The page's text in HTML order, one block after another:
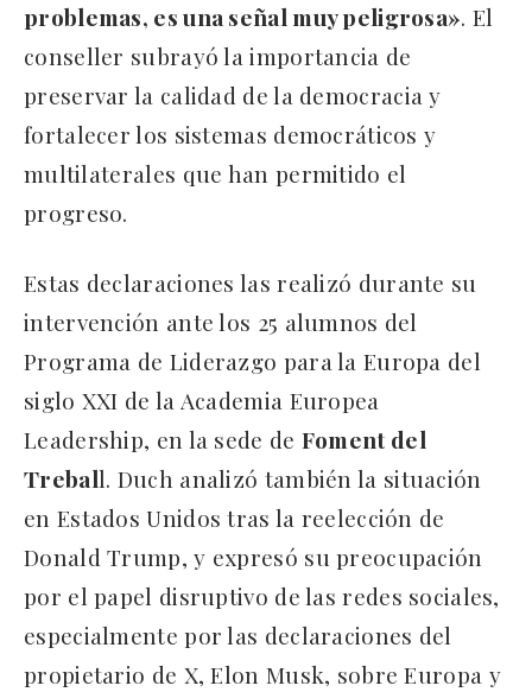
problemas, es una señal muy peligrosa». El
conseller subrayó la importancia de
preservar la calidad de la democracia y
fortalecer los sistemas democráticos y
multilaterales que han permitido el
progreso.
Estas declaraciones las realizó durante su
intervención ante los 25 alumnos del
Programa de Liderazgo para la Europa del
siglo XXI de la Academia Europea
Leadership, en la sede de Foment del
Treball. Duch analizó también la situación
en Estados Unidos tras la reelección de
Donald Trump, y expresó su preocupación
por el papel disruptivo de las redes sociales,
especialmente por las declaraciones del
propietario de X, Elon Musk, sobre Europa y